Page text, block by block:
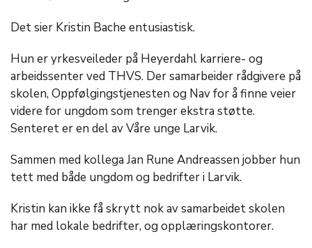
Det sier Kristin Bache entusiastisk.
Hun er yrkesveileder på Heyerdahl karriere- og
arbeidssenter ved THVS. Der samarbeider rådgivere på
skolen, Oppfølgingstjenesten og Nav for å finne veier
videre for ungdom som trenger ekstra støtte.
Senteret er en del av Våre unge Larvik.
Sammen med kollega Jan Rune Andreassen jobber hun
tett med både ungdom og bedrifter i Larvik.
Kristin kan ikke få skrytt nok av samarbeidet skolen
har med lokale bedrifter, og opplæringskontorer.